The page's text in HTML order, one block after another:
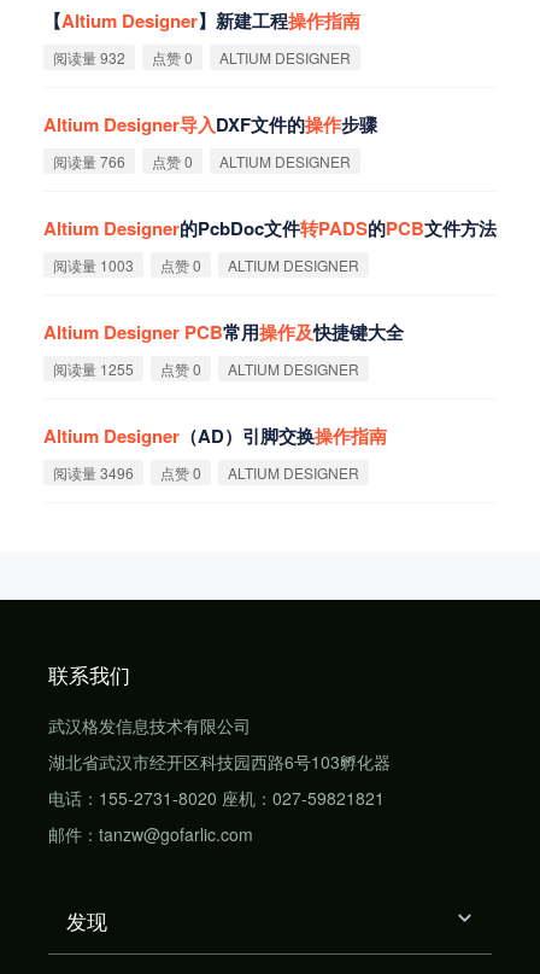
【Altium Designer】新建工程操作指南
阅读量 932 点赞 0 ALTIUM DESIGNER
Altium Designer导入DXF文件的操作步骤
阅读量 766 点赞 0 ALTIUM DESIGNER
Altium Designer的PcbDoc文件转PADS的PCB文件方法
阅读量 1003 点赞 0 ALTIUM DESIGNER
Altium Designer PCB常用操作及快捷键大全
阅读量 1255 点赞 0 ALTIUM DESIGNER
Altium Designer （AD）引脚交换操作指南
阅读量 3496 点赞 0 ALTIUM DESIGNER
联系我们
武汉格发信息技术有限公司
湖北省武汉市经开区科技园西路6号103孵化器
电话：155-2731-8020 座机：027-59821821
邮件：tanzw@gofarlic.com
发现